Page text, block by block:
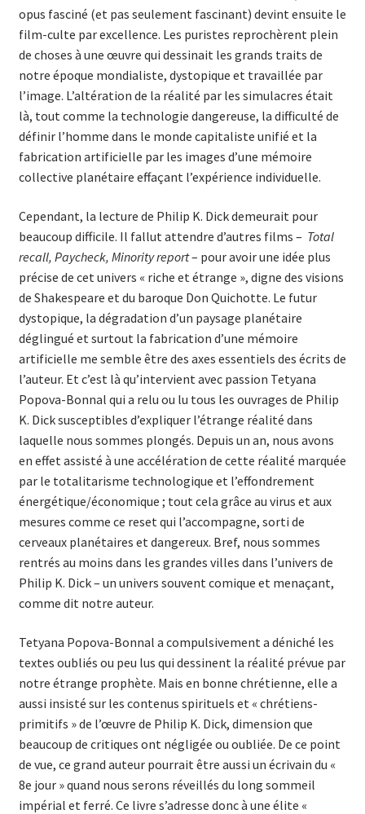
opus fasciné (et pas seulement fascinant) devint ensuite le
film-culte par excellence. Les puristes reprochèrent plein
de choses à une œuvre qui dessinait les grands traits de
notre époque mondialiste, dystopique et travaillée par
l’image. L’altération de la réalité par les simulacres était
là, tout comme la technologie dangereuse, la difficulté de
définir l’homme dans le monde capitaliste unifié et la
fabrication artificielle par les images d’une mémoire
collective planétaire effaçant l’expérience individuelle.
Cependant, la lecture de Philip K. Dick demeurait pour
beaucoup difficile. Il fallut attendre d’autres films – Total
recall, Paycheck, Minority report– pour avoir une idée plus
précise de cet univers « riche et étrange », digne des visions
de Shakespeare et du baroque Don Quichotte. Le futur
dystopique, la dégradation d’un paysage planétaire
déglingué et surtout la fabrication d’une mémoire
artificielle me semble être des axes essentiels des écrits de
l’auteur. Et c’est là qu’intervient avec passion Tetyana
Popova-Bonnal qui a relu ou lu tous les ouvrages de Philip
K. Dick susceptibles d’expliquer l’étrange réalité dans
laquelle nous sommes plongés. Depuis un an, nous avons
en effet assisté à une accélération de cette réalité marquée
par le totalitarisme technologique et l’effondrement
énergétique/économique ; tout cela grâce au virus et aux
mesures comme ce reset qui l’accompagne, sorti de
cerveaux planétaires et dangereux. Bref, nous sommes
rentrés au moins dans les grandes villes dans l’univers de
Philip K. Dick – un univers souvent comique et menaçant,
comme dit notre auteur.
Tetyana Popova-Bonnal a compulsivement a déniché les
textes oubliés ou peu lus qui dessinent la réalité prévue par
notre étrange prophète. Mais en bonne chrétienne, elle a
aussi insisté sur les contenus spirituels et « chrétiens-
primitifs » de l’œuvre de Philip K. Dick, dimension que
beaucoup de critiques ont négligée ou oubliée. De ce point
de vue, ce grand auteur pourrait être aussi un écrivain du «
8e jour » quand nous serons réveillés du long sommeil
impérial et ferré. Ce livre s’adresse donc à une élite «